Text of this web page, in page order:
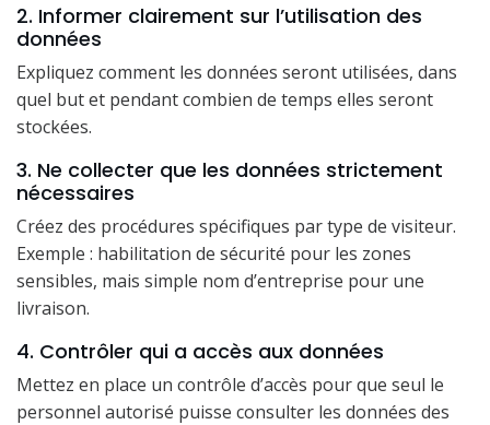
2. Informer clairement sur l’utilisation des
données
Expliquez comment les données seront utilisées, dans
quel but et pendant combien de temps elles seront
stockées.
3. Ne collecter que les données strictement
nécessaires
Créez des procédures spécifiques par type de visiteur.
Exemple : habilitation de sécurité pour les zones
sensibles, mais simple nom d’entreprise pour une
livraison.
4. Contrôler qui a accès aux données
Mettez en place un contrôle d’accès pour que seul le
personnel autorisé puisse consulter les données des